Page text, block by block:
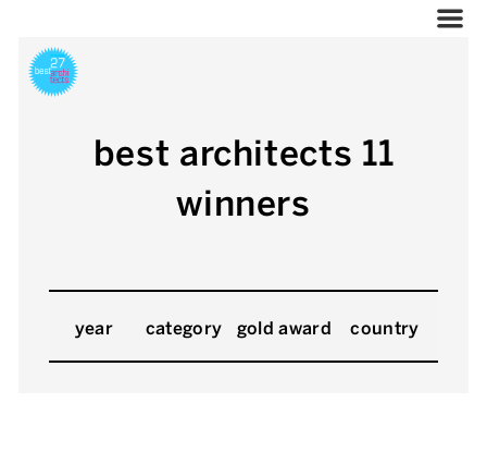
best architects 11
winners
year category gold award country